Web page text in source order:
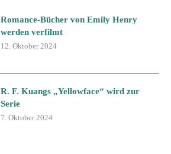
Romance-Bücher von Emily Henry
werden verfilmt
12. Oktober 2024
R. F. Kuangs „Yellowface“ wird zur
Serie
7. Oktober 2024